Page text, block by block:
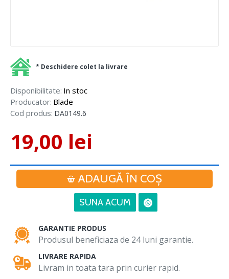
Disponibilitate: In stoc
Producator: Blade
Cod produs: DA0149.6
19,00 lei
ADAUGĂ ÎN COŞ
SUNA ACUM
* Deschidere colet la livrare
GARANTIE PRODUS
Produsul beneficiaza de 24 luni garantie.
LIVRARE RAPIDA
Livram in toata tara prin curier rapid.